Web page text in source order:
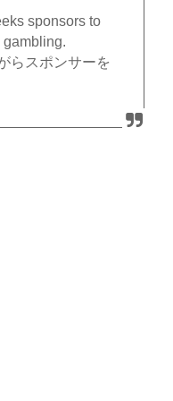
sponsors to
らスポンサーを